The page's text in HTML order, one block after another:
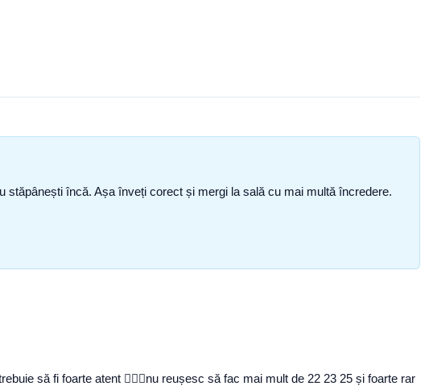
încă. Așa înveți corect și mergi la sală cu mai multă încredere.
să fi foarte atent 🤦🏻‍♂️nu reușesc să fac mai mult de 22 23 25 și foarte rar